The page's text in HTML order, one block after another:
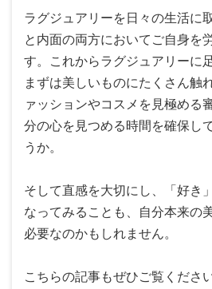
ラグジュアリーを日々の生活に
と内面の両方においてご自身を
す。これからラグジュアリーに
まずは美しいものにたくさん触
ァッションやコスメを見極める
分の心を見つめる時間を確保し
うか。
そして直感を大切にし、「好き
なってみることも、自分本来の
必要なのかもしれません。
こちらの記事もぜひご覧ください